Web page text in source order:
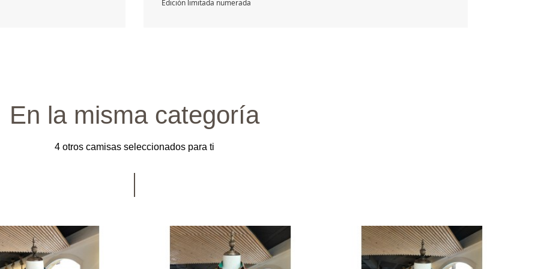
Edición limitada numerada
En la misma categoría
4 otros camisas seleccionados para ti